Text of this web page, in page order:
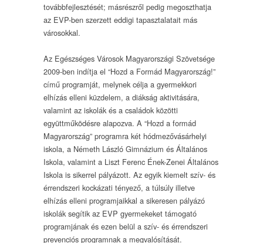
továbbfejlesztését; másrészről pedig megoszthatja
az EVP-ben szerzett eddigi tapasztalatait más
városokkal.
Az Egészséges Városok Magyarországi Szövetsége
2009-ben indítja el “Hozd a Formád Magyarország!”
című programját, melynek célja a gyermekkori
elhízás elleni küzdelem, a diákság aktivitására,
valamint az iskolák és a családok közötti
együttműködésre alapozva. A “Hozd a formád
Magyarország” programra két hódmezővásárhelyi
iskola, a Németh László Gimnázium és Általános
Iskola, valamint a Liszt Ferenc Ének-Zenei Általános
Iskola is sikerrel pályázott. Az egyik kiemelt szív- és
érrendszeri kockázati tényező, a túlsúly illetve
elhízás elleni programjaikkal a sikeresen pályázó
iskolák segítik az EVP gyermekeket támogató
programjának és ezen belül a szív- és érrendszeri
prevenciós programnak a megvalósítását.